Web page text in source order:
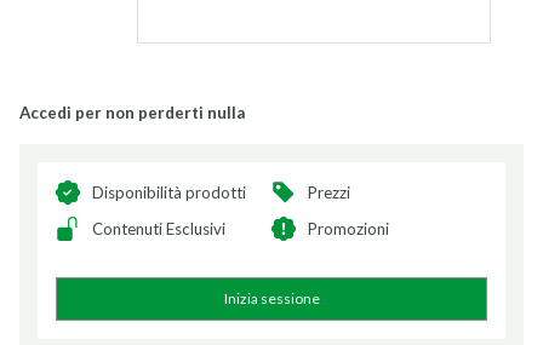
Accedi per non perderti nulla
Disponibilità prodotti
Prezzi
Contenuti Esclusivi
Promozioni
Inizia sessione